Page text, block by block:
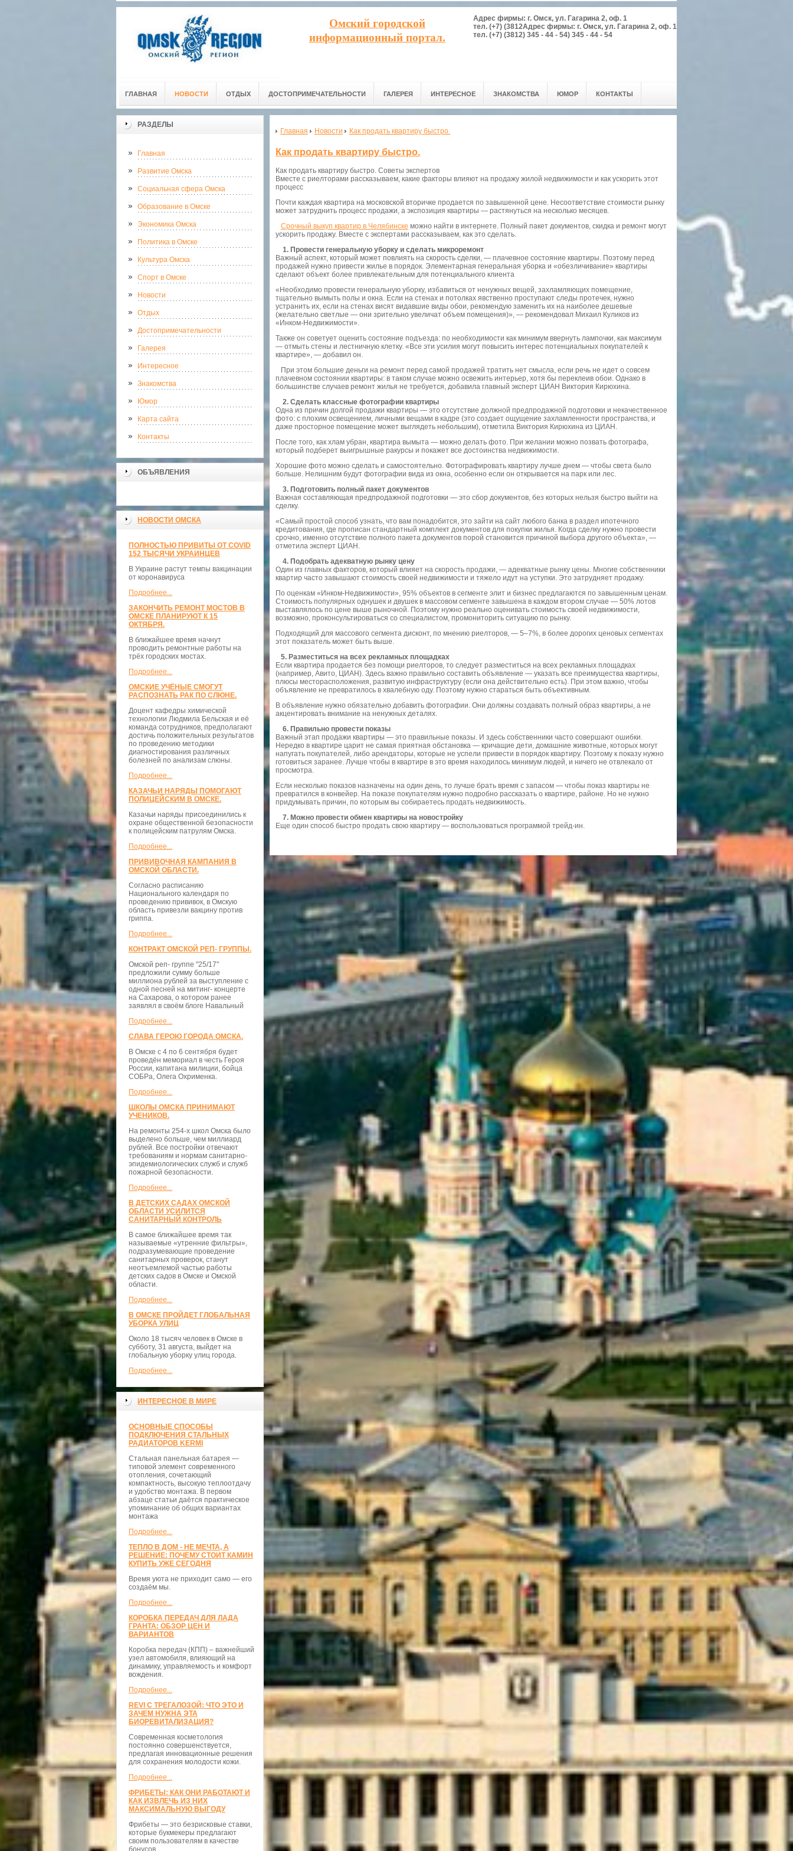
Омский городской
информационный портал.
Адрес фирмы: г. Омск, ул. Гагарина 2, оф. 1
тел. (+7) (3812Адрес фирмы: г. Омск, ул. Гагарина 2, оф. 1
тел. (+7) (3812) 345 - 44 - 54) 345 - 44 - 54
ГЛАВНАЯ НОВОСТИ ОТДЫХ ДОСТОПРИМЕЧАТЕЛЬНОСТИ ГАЛЕРЕЯ ИНТЕРЕСНОЕ ЗНАКОМСТВА ЮМОР КОНТАКТЫ
РАЗДЕЛЫ
Главная
Развитие Омска
Социальная сфера Омска
Образование в Омске
Экономика Омска
Политика в Омске
Культура Омска
Спорт в Омске
Новости
Отдых
Достопримечательности
Галерея
Интересное
Знакомства
Юмор
Карта сайта
Контакты
ОБЪЯВЛЕНИЯ
НОВОСТИ ОМСКА
ПОЛНОСТЬЮ ПРИВИТЫ ОТ COVID
152 ТЫСЯЧИ УКРАИНЦЕВ
В Украине растут темпы вакцинации
от коронавируса
Подробнее...
ЗАКОНЧИТЬ РЕМОНТ МОСТОВ В
ОМСКЕ ПЛАНИРУЮТ К 15
ОКТЯБРЯ.
В ближайшее время начнут
проводить ремонтные работы на
трёх городских мостах.
Подробнее...
ОМСКИЕ УЧЁНЫЕ СМОГУТ
РАСПОЗНАТЬ РАК ПО СЛЮНЕ.
Доцент кафедры химической
технологии Людмила Бельская и её
команда сотрудников, предполагают
достичь положительных результатов
по проведению методики
диагностирования различных
болезней по анализам слюны.
Подробнее...
КАЗАЧЬИ НАРЯДЫ ПОМОГАЮТ
ПОЛИЦЕЙСКИМ В ОМСКЕ.
Казачьи наряды присоединились к
охране общественной безопасности
к полицейским патрулям Омска.
Подробнее...
ПРИВИВОЧНАЯ КАМПАНИЯ В
ОМСКОЙ ОБЛАСТИ.
Согласно расписанию
Национального календаря по
проведению прививок, в Омскую
область привезли вакцину против
гриппа.
Подробнее...
КОНТРАКТ ОМСКОЙ РЕП- ГРУППЫ.
Омской реп- группе "25/17"
предложили сумму больше
миллиона рублей за выступление с
одной песней на митинг- концерте
на Сахарова, о котором ранее
заявлял в своём блоге Навальный
Подробнее...
СЛАВА ГЕРОЮ ГОРОДА ОМСКА.
В Омске с 4 по 6 сентября будет
проведён мемориал в честь Героя
России, капитана милиции, бойца
СОБРа, Олега Охрименка.
Подробнее...
ШКОЛЫ ОМСКА ПРИНИМАЮТ
УЧЕНИКОВ.
На ремонты 254-х школ Омска было
выделено больше, чем миллиард
рублей. Все постройки отвечают
требованиям и нормам санитарно-
эпидемиологических служб и служб
пожарной безопасности.
Подробнее...
В ДЕТСКИХ САДАХ ОМСКОЙ
ОБЛАСТИ УСИЛИТСЯ
САНИТАРНЫЙ КОНТРОЛЬ
В самое ближайшее время так
называемые «утренние фильтры»,
подразумевающие проведение
санитарных проверок, станут
неотъемлемой частью работы
детских садов в Омске и Омской
области.
Подробнее...
В ОМСКЕ ПРОЙДЕТ ГЛОБАЛЬНАЯ
УБОРКА УЛИЦ
Около 18 тысяч человек в Омске в
субботу, 31 августа, выйдет на
глобальную уборку улиц города.
Подробнее...
ИНТЕРЕСНОЕ В МИРЕ
ОСНОВНЫЕ СПОСОБЫ
ПОДКЛЮЧЕНИЯ СТАЛЬНЫХ
РАДИАТОРОВ KERMI
Стальная панельная батарея —
типовой элемент современного
отопления, сочетающий
компактность, высокую теплоотдачу
и удобство монтажа. В первом
абзаце статьи даётся практическое
упоминание об общих вариантах
монтажа
Подробнее...
ТЕПЛО В ДОМ - НЕ МЕЧТА, А
РЕШЕНИЕ: ПОЧЕМУ СТОИТ КАМИН
КУПИТЬ УЖЕ СЕГОДНЯ
Время уюта не приходит само — его
создаём мы.
Подробнее...
КОРОБКА ПЕРЕДАЧ ДЛЯ ЛАДА
ГРАНТА: ОБЗОР ЦЕН И
ВАРИАНТОВ
Коробка передач (КПП) – важнейший
узел автомобиля, влияющий на
динамику, управляемость и комфорт
вождения.
Подробнее...
REVI С ТРЕГАЛОЗОЙ: ЧТО ЭТО И
ЗАЧЕМ НУЖНА ЭТА
БИОРЕВИТАЛИЗАЦИЯ?
Современная косметология
постоянно совершенствуется,
предлагая инновационные решения
для сохранения молодости кожи.
Подробнее...
ФРИБЕТЫ: КАК ОНИ РАБОТАЮТ И
КАК ИЗВЛЕЧЬ ИЗ НИХ
МАКСИМАЛЬНУЮ ВЫГОДУ
Фрибеты — это безрисковые ставки,
которые букмекеры предлагают
своим пользователям в качестве
бонусов.
Главная Новости Как продать квартиру быстро.
Как продать квартиру быстро.
Как продать квартиру быстро. Советы экспертов
Вместе с риелторами рассказываем, какие факторы влияют на продажу жилой недвижимости и как ускорить этот
процесс
Почти каждая квартира на московской вторичке продается по завышенной цене. Несоответствие стоимости рынку
может затруднить процесс продажи, а экспозиция квартиры — растянуться на несколько месяцев.
Срочный выкуп квартир в Челябинске можно найти в интернете. Полный пакет документов, скидка и ремонт могут
ускорить продажу. Вместе с экспертами рассказываем, как это сделать.
1. Провести генеральную уборку и сделать микроремонт
Важный аспект, который может повлиять на скорость сделки, — плачевное состояние квартиры. Поэтому перед
продажей нужно привести жилье в порядок. Элементарная генеральная уборка и «обезличивание» квартиры
сделают объект более привлекательным для потенциального клиента
«Необходимо провести генеральную уборку, избавиться от ненужных вещей, захламляющих помещение,
тщательно вымыть полы и окна. Если на стенах и потолках явственно проступают следы протечек, нужно
устранить их, если на стенах висят видавшие виды обои, рекомендую заменить их на наиболее дешевые
(желательно светлые — они зрительно увеличат объем помещения)», — рекомендовал Михаил Куликов из
«Инком-Недвижимости».
Также он советует оценить состояние подъезда: по необходимости как минимум ввернуть лампочки, как максимум
— отмыть стены и лестничную клетку. «Все эти усилия могут повысить интерес потенциальных покупателей к
квартире», — добавил он.
При этом большие деньги на ремонт перед самой продажей тратить нет смысла, если речь не идет о совсем
плачевном состоянии квартиры: в таком случае можно освежить интерьер, хотя бы переклеив обои. Однако в
большинстве случаев ремонт жилья не требуется, добавила главный эксперт ЦИАН Виктория Кирюхина.
2. Сделать классные фотографии квартиры
Одна из причин долгой продажи квартиры — это отсутствие должной предпродажной подготовки и некачественное
фото: с плохим освещением, личными вещами в кадре (это создает ощущение захламленности пространства, и
даже просторное помещение может выглядеть небольшим), отметила Виктория Кирюхина из ЦИАН.
После того, как хлам убран, квартира вымыта — можно делать фото. При желании можно позвать фотографа,
который подберет выигрышные ракурсы и покажет все достоинства недвижимости.
Хорошие фото можно сделать и самостоятельно. Фотографировать квартиру лучше днем — чтобы света было
больше. Нелишним будут фотографии вида из окна, особенно если он открывается на парк или лес.
3. Подготовить полный пакет документов
Важная составляющая предпродажной подготовки — это сбор документов, без которых нельзя быстро выйти на
сделку.
«Самый простой способ узнать, что вам понадобится, это зайти на сайт любого банка в раздел ипотечного
кредитования, где прописан стандартный комплект документов для покупки жилья. Когда сделку нужно провести
срочно, именно отсутствие полного пакета документов порой становится причиной выбора другого объекта», —
отметила эксперт ЦИАН.
4. Подобрать адекватную рынку цену
Один из главных факторов, который влияет на скорость продажи, — адекватные рынку цены. Многие собственники
квартир часто завышают стоимость своей недвижимости и тяжело идут на уступки. Это затрудняет продажу.
По оценкам «Инком-Недвижимости», 95% объектов в сегменте элит и бизнес предлагаются по завышенным ценам.
Стоимость популярных однушек и двушек в массовом сегменте завышена в каждом втором случае — 50% лотов
выставлялось по цене выше рыночной. Поэтому нужно реально оценивать стоимость своей недвижимости,
возможно, проконсультироваться со специалистом, промониторить ситуацию по рынку.
Подходящий для массового сегмента дисконт, по мнению риелторов, — 5–7%, в более дорогих ценовых сегментах
этот показатель может быть выше.
5. Разместиться на всех рекламных площадках
Если квартира продается без помощи риелторов, то следует разместиться на всех рекламных площадках
(например, Авито, ЦИАН). Здесь важно правильно составить объявление — указать все преимущества квартиры,
плюсы месторасположения, развитую инфраструктуру (если она действительно есть). При этом важно, чтобы
объявление не превратилось в хвалебную оду. Поэтому нужно стараться быть объективным.
В объявление нужно обязательно добавить фотографии. Они должны создавать полный образ квартиры, а не
акцентировать внимание на ненужных деталях.
6. Правильно провести показы
Важный этап продажи квартиры — это правильные показы. И здесь собственники часто совершают ошибки.
Нередко в квартире царит не самая приятная обстановка — кричащие дети, домашние животные, которых могут
напугать покупателей, либо арендаторы, которые не успели привести в порядок квартиру. Поэтому к показу нужно
готовиться заранее. Лучше чтобы в квартире в это время находилось минимум людей, и ничего не отвлекало от
просмотра.
Если несколько показов назначены на один день, то лучше брать время с запасом — чтобы показ квартиры не
превратился в конвейер. На показе покупателям нужно подробно рассказать о квартире, районе. Но не нужно
придумывать причин, по которым вы собираетесь продать недвижимость.
7. Можно провести обмен квартиры на новостройку
Еще один способ быстро продать свою квартиру — воспользоваться программой трейд-ин.